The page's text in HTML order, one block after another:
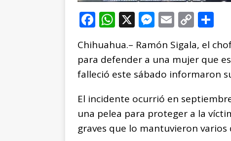
F
c
e
b
o
o
k
W
at
s
A
p
p
X M
ss
e
n
g
e
r
E
ai
l
C
p
y
Li
n
k
m
p
ar
ti
r
Chihuahua.– Ramón Sigala, el
para defender a una mujer que
falleció este sábado informaron
El incidente ocurrió en
una pelea para proteger a la
graves que lo mantuvieron